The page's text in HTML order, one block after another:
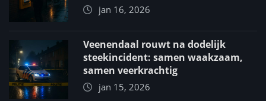
jan 16, 2026
Veenendaal rouwt na dodelijk
steekincident: samen waakzaam,
samen veerkrachtig
jan 15, 2026